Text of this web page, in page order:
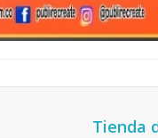
Tienda